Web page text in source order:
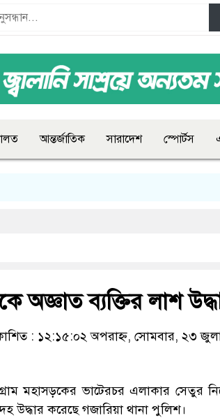
আন্তর্জাতিক সারাদেশ স্পোর্টস
অজ্ঞাত ব্যক্তির লাশ
: ১২:১৫:০২ অপরাহ্ন, সোমবার, ২৩
মহাসড়কের ভাটেরচর এলাকার সেতুর
উদ্ধার করেছে গজারিয়া থানা পুলিশ।